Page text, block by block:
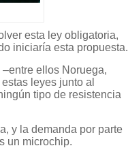
esta ley obligatoria,
iniciaría esta propuesta.
ellos Noruega,
leyes junto al
tipo de resistencia
y la demanda por parte
un microchip.